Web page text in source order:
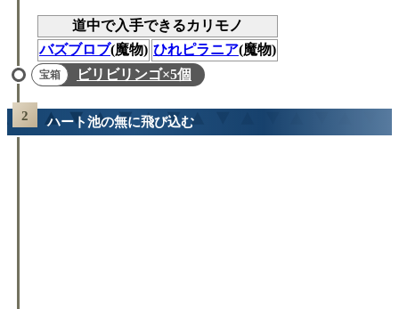
道中で入手できるカリモノ
バズブロブ(魔物) ひれピラニア(魔物)
ビリビリンゴ×5個
ハート池の無に飛び込む